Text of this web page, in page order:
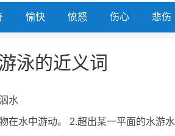
愉快 愤怒 伤心 悲伤
泳的近义词
水
在水中游动。 2.超出某一平面的水游水